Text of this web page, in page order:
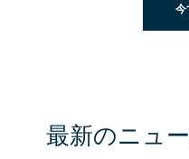
今
最新のニュ